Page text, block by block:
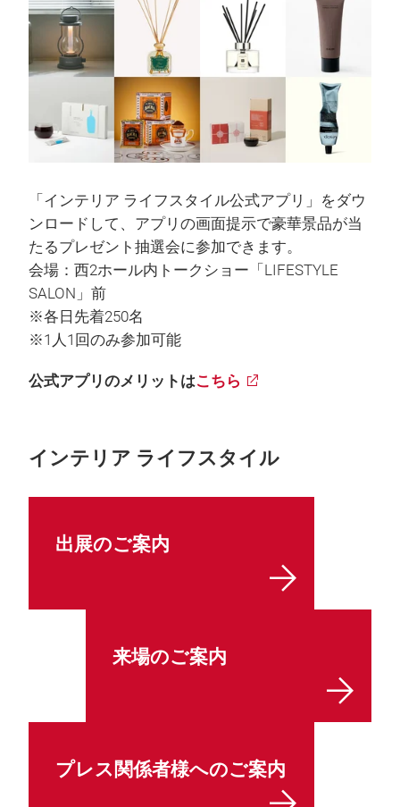
「インテリア ライフスタイル公式アプリ」をダウ
ンロードして、アプリの画面提示で豪華景品が当
たるプレゼント抽選会に参加できます。
会場：西2ホール内トークショー「LIFESTYLE
SALON」前
※各日先着250名
※1人1回のみ参加可能
公式アプリのメリットはこちら
インテリア ライフスタイル
出展のご案内
来場のご案内
プレス関係者様へのご案内